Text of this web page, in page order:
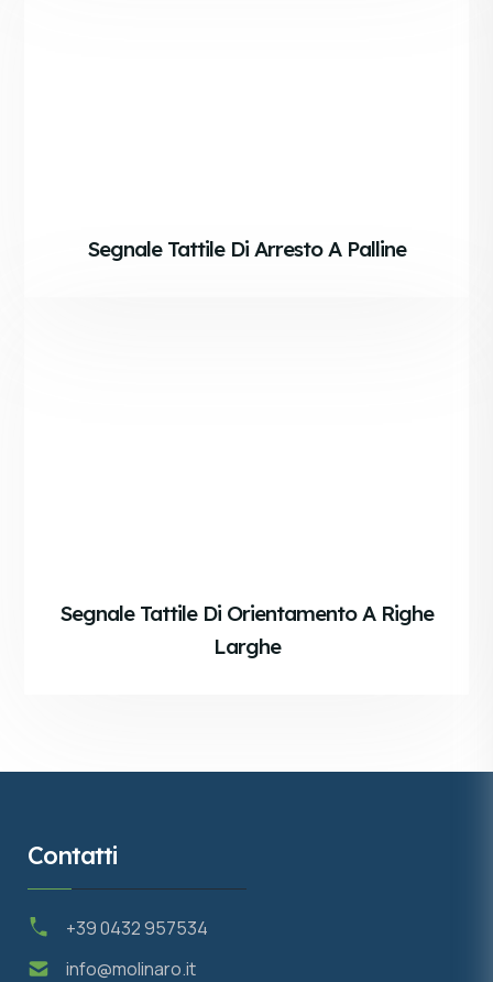
Segnale Tattile Di Arresto A Palline
Segnale Tattile Di Orientamento A Righe
Larghe
Contatti
+39 0432 957534
info@molinaro.it